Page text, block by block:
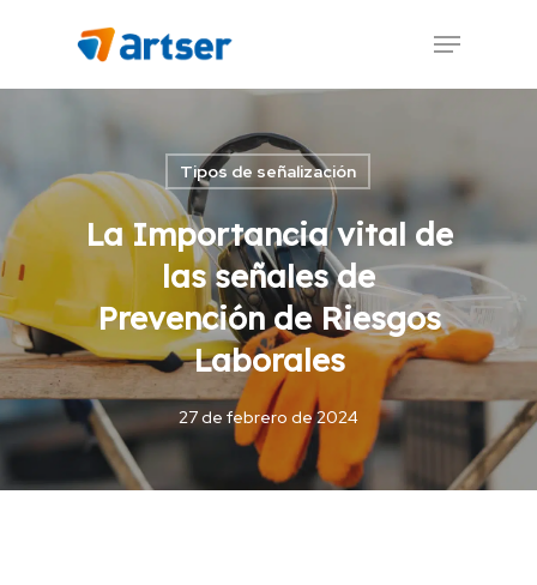
content
Menu
Tipos de señalización
La Importancia vital de
las señales de
Prevención de Riesgos
Laborales
27 de febrero de 2024